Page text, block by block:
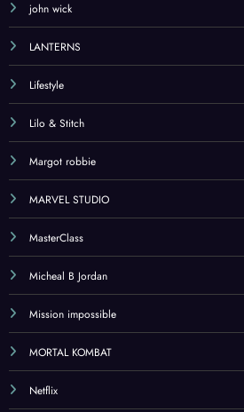
john wick
LANTERNS
Lifestyle
Lilo & Stitch
Margot robbie
MARVEL STUDIO
MasterClass
Micheal B Jordan
Mission impossible
MORTAL KOMBAT
Netflix